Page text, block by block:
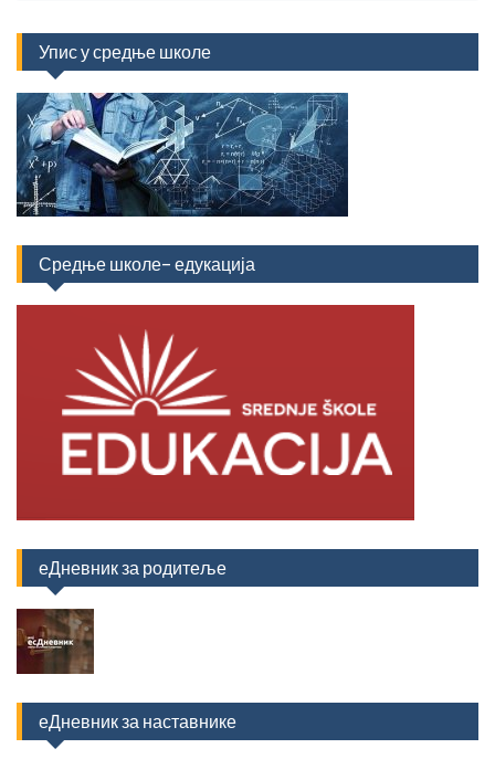
Упис у средње школе
Средње школе- едукација
еДневник за родитеље
еДневник за наставнике